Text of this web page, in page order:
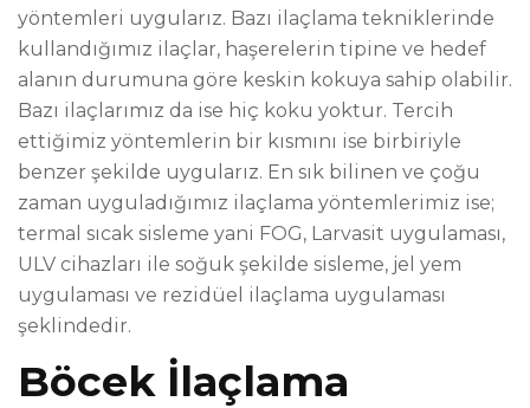
yöntemleri uygularız. Bazı ilaçlama tekniklerinde
kullandığımız ilaçlar, haşerelerin tipine ve hedef
alanın durumuna göre keskin kokuya sahip olabilir.
Bazı ilaçlarımız da ise hiç koku yoktur. Tercih
ettiğimiz yöntemlerin bir kısmını ise birbiriyle
benzer şekilde uygularız. En sık bilinen ve çoğu
zaman uyguladığımız ilaçlama yöntemlerimiz ise;
termal sıcak sisleme yani FOG, Larvasit uygulaması,
ULV cihazları ile soğuk şekilde sisleme, jel yem
uygulaması ve rezidüel ilaçlama uygulaması
şeklindedir.
Böcek İlaçlama